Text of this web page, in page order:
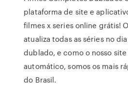
plataforma de site e
filmes x series online grátis!
atualiza todas as séries no
dublado, e como o nosso
automático, somos os mais
do Brasil.